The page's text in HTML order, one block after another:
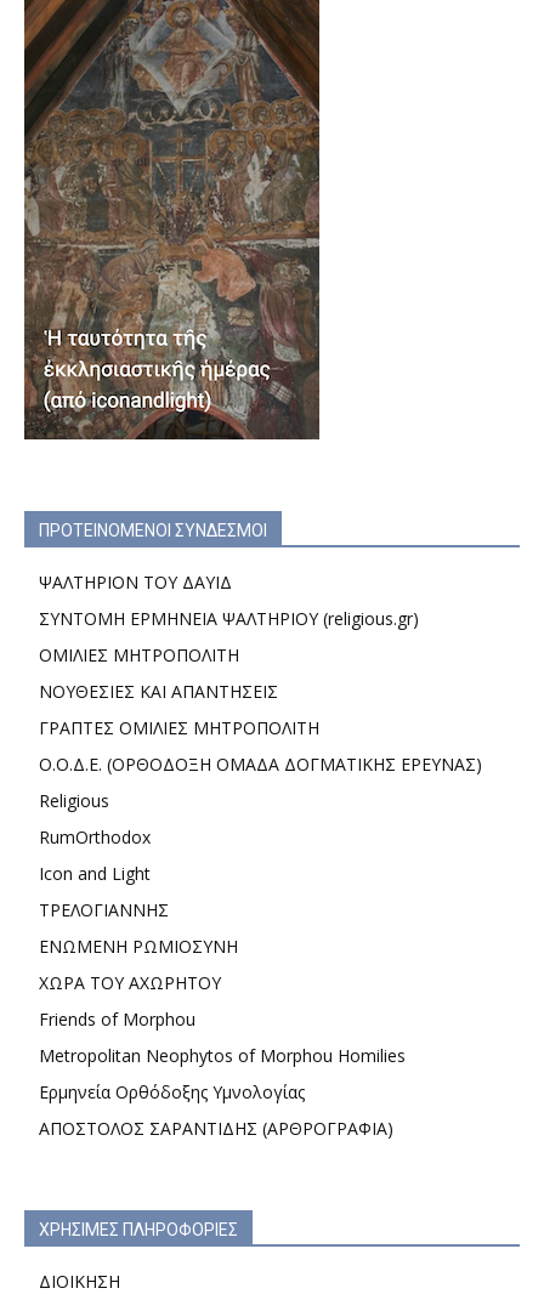
ΠΡΟΤΕΙΝΟΜΕΝΟΙ ΣΥΝΔΕΣΜΟΙ
ΨΑΛΤΗΡΙΟΝ ΤΟΥ ΔΑΥΙΔ
ΣΥΝΤΟΜΗ ΕΡΜΗΝΕΙΑ ΨΑΛΤΗΡΙΟΥ (religious.gr)
ΟΜΙΛΙΕΣ ΜΗΤΡΟΠΟΛΙΤΗ
ΝΟΥΘΕΣΙΕΣ ΚΑΙ ΑΠΑΝΤΗΣΕΙΣ
ΓΡΑΠΤΕΣ ΟΜΙΛΙΕΣ ΜΗΤΡΟΠΟΛΙΤΗ
Ο.Ο.Δ.Ε. (ΟΡΘΟΔΟΞΗ ΟΜΑΔΑ ΔΟΓΜΑΤΙΚΗΣ ΕΡΕΥΝΑΣ)
Religious
RumOrthodox
Icon and Light
ΤΡΕΛΟΓΙΑΝΝΗΣ
ΕΝΩΜΕΝΗ ΡΩΜΙΟΣΥΝΗ
ΧΩΡΑ ΤΟΥ ΑΧΩΡΗΤΟΥ
Friends of Morphou
Metropolitan Neophytos of Morphou Homilies
Ερμηνεία Ορθόδοξης Υμνολογίας
ΑΠΟΣΤΟΛΟΣ ΣΑΡΑΝΤΙΔΗΣ (ΑΡΘΡΟΓΡΑΦΙΑ)
ΧΡΗΣΙΜΕΣ ΠΛΗΡΟΦΟΡΙΕΣ
ΔΙΟΙΚΗΣΗ